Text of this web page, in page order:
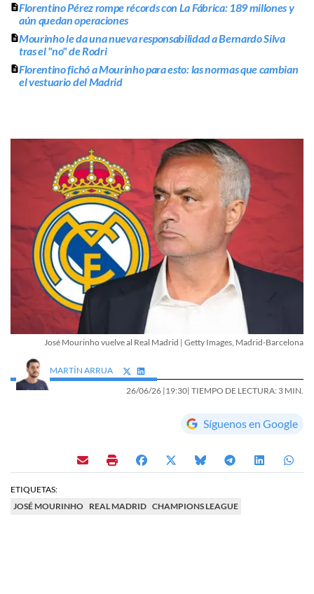
Florentino Pérez rompe récords con La Fábrica: 189 millones y
aún quedan operaciones
Mourinho le da una nueva responsabilidad a Bernardo Silva
tras el "no" de Rodri
Florentino fichó a Mourinho para esto: las normas que cambian
el vestuario del Madrid
José Mourinho vuelve al Real Madrid | Getty Images, Madrid-Barcelona
MARTÍN ARRUA
26/06/26 |19:30| TIEMPO DE LECTURA: 3 MIN.
Síguenos en Google
ETIQUETAS:
JOSÉ MOURINHO REAL MADRID CHAMPIONS LEAGUE